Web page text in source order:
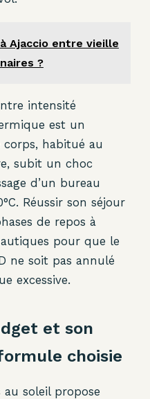
Ajaccio entre vieille
?
intensité
est un
corps, habitué au
subit un choc
d’un bureau
Réussir son séjour
de repos à
pour que le
ne soit pas annulé
excessive.
et son
choisie
au soleil propose